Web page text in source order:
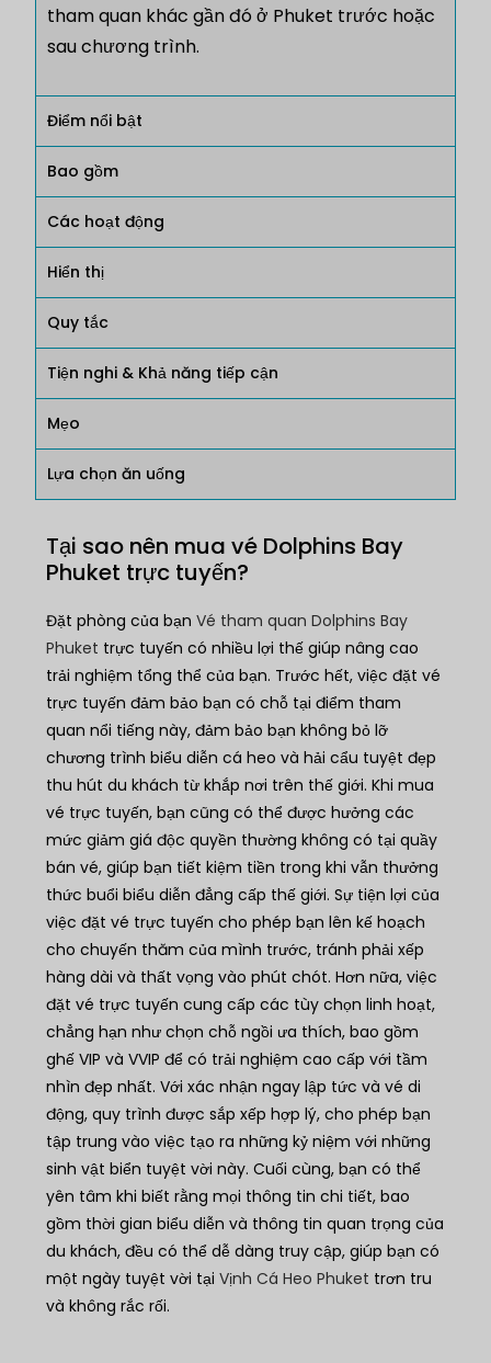
tham quan khác gần đó ở Phuket trước hoặc
sau chương trình.
Điểm nổi bật
Bao gồm
Các hoạt động
Hiển thị
Quy tắc
Tiện nghi & Khả năng tiếp cận
Mẹo
Lựa chọn ăn uống
Tại sao nên mua vé Dolphins Bay
Phuket trực tuyến?
Đặt phòng của bạnVé tham quan Dolphins Bay
Phuket trực tuyến có nhiều lợi thế giúp nâng cao
trải nghiệm tổng thể của bạn. Trước hết, việc đặt vé
trực tuyến đảm bảo bạn có chỗ tại điểm tham
quan nổi tiếng này, đảm bảo bạn không bỏ lỡ
chương trình biểu diễn cá heo và hải cẩu tuyệt đẹp
thu hút du khách từ khắp nơi trên thế giới. Khi mua
vé trực tuyến, bạn cũng có thể được hưởng các
mức giảm giá độc quyền thường không có tại quầy
bán vé, giúp bạn tiết kiệm tiền trong khi vẫn thưởng
thức buổi biểu diễn đẳng cấp thế giới. Sự tiện lợi của
việc đặt vé trực tuyến cho phép bạn lên kế hoạch
cho chuyến thăm của mình trước, tránh phải xếp
hàng dài và thất vọng vào phút chót. Hơn nữa, việc
đặt vé trực tuyến cung cấp các tùy chọn linh hoạt,
chẳng hạn như chọn chỗ ngồi ưa thích, bao gồm
ghế VIP và VVIP để có trải nghiệm cao cấp với tầm
nhìn đẹp nhất. Với xác nhận ngay lập tức và vé di
động, quy trình được sắp xếp hợp lý, cho phép bạn
tập trung vào việc tạo ra những kỷ niệm với những
sinh vật biển tuyệt vời này. Cuối cùng, bạn có thể
yên tâm khi biết rằng mọi thông tin chi tiết, bao
gồm thời gian biểu diễn và thông tin quan trọng của
du khách, đều có thể dễ dàng truy cập, giúp bạn có
một ngày tuyệt vời tạiVịnh Cá Heo Phuket trơn tru
và không rắc rối.